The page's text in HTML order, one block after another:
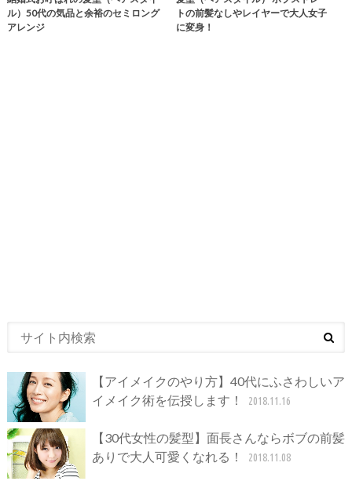
ル）50代の気品と余裕のセミロング
アレンジ
トの前髪なしやレイヤーで大人女子
に変身！
【アイメイクのやり方】40代にふさわしいア
イメイク術を伝授します！
2018.11.16
【30代女性の髪型】面長さんならボブの前髪
ありで大人可愛くなれる！
2018.11.08